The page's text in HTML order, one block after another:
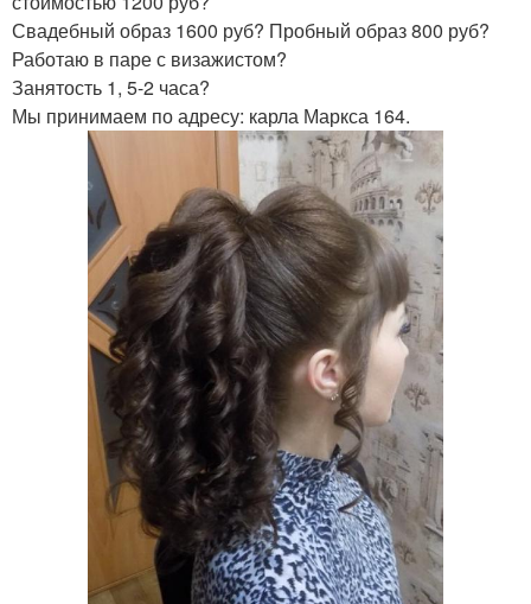
Свадебный образ 1600 руб? Пробный образ 800 руб?
Работаю в паре с визажистом?
Занятость 1, 5-2 часа?
Мы принимаем по адресу: карла Маркса 164.